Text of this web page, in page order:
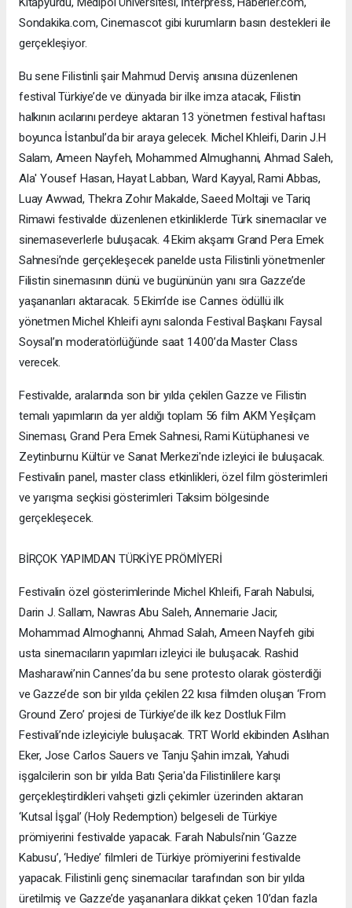
Sondakika.com, Cinemascot gibi kurumların basın destekleri ile
gerçekleşiyor.
Bu sene Filistinli şair Mahmud Derviş anısına düzenlenen
festival Türkiye’de ve dünyada bir ilke imza atacak, Filistin
halkının acılarını perdeye aktaran 13 yönetmen festival haftası
boyunca İstanbul’da bir araya gelecek. Michel Khleifi, Darin J.H
Salam, Ameen Nayfeh, Mohammed Almughanni, Ahmad Saleh,
Ala' Yousef Hasan, Hayat Labban, Ward Kayyal, Rami Abbas,
Luay Awwad, Thekra Zohır Makalde, Saeed Moltaji ve Tariq
Rimawi festivalde düzenlenen etkinliklerde Türk sinemacılar ve
sinemaseverlerle buluşacak. 4 Ekim akşamı Grand Pera Emek
Sahnesi’nde gerçekleşecek panelde usta Filistinli yönetmenler
Filistin sinemasının dünü ve bugününün yanı sıra Gazze’de
yaşananları aktaracak. 5 Ekim’de ise Cannes ödüllü ilk
yönetmen Michel Khleifi aynı salonda Festival Başkanı Faysal
Soysal’ın moderatörlüğünde saat 14.00’da Master Class
verecek.
Festivalde, aralarında son bir yılda çekilen Gazze ve Filistin
temalı yapımların da yer aldığı toplam 56 film AKM Yeşilçam
Sineması, Grand Pera Emek Sahnesi, Rami Kütüphanesi ve
Zeytinburnu Kültür ve Sanat Merkezi'nde izleyici ile buluşacak.
Festivalin panel, master class etkinlikleri, özel film gösterimleri
ve yarışma seçkisi gösterimleri Taksim bölgesinde
gerçekleşecek.
BİRÇOK YAPIMDAN TÜRKİYE PRÖMİYERİ
Festivalin özel gösterimlerinde Michel Khleifi, Farah Nabulsi,
Darin J. Sallam, Nawras Abu Saleh, Annemarie Jacir,
Mohammad Almoghanni, Ahmad Salah, Ameen Nayfeh gibi
usta sinemacıların yapımları izleyici ile buluşacak. Rashid
Masharawi’nin Cannes’da bu sene protesto olarak gösterdiği
ve Gazze’de son bir yılda çekilen 22 kısa filmden oluşan ‘From
Ground Zero’ projesi de Türkiye’de ilk kez Dostluk Film
Festivali’nde izleyiciyle buluşacak. TRT World ekibinden Aslıhan
Eker, Jose Carlos Sauers ve Tanju Şahin imzalı, Yahudi
işgalcilerin son bir yılda Batı Şeria'da Filistinlilere karşı
gerçekleştirdikleri vahşeti gizli çekimler üzerinden aktaran
‘Kutsal İşgal’ (Holy Redemption) belgeseli de Türkiye
prömiyerini festivalde yapacak. Farah Nabulsi’nin ‘Gazze
Kabusu’, ‘Hediye’ filmleri de Türkiye prömiyerini festivalde
yapacak. Filistinli genç sinemacılar tarafından son bir yılda
üretilmiş ve Gazze’de yaşananlara dikkat çeken 10’dan fazla